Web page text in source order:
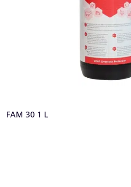
FAM 30 1 L